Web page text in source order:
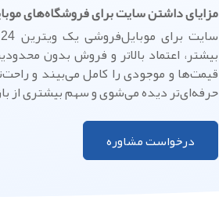
مزایای داشتن سایت برای فروشگاه‌های
بیشتر، اعتماد بالاتر و فروش بدون
قیمت‌ها و موجودی را کامل می‌بیند و
حرفه‌ای‌تر دیده می‌شوی و سهم بیشتری از
درخواست مشاوره